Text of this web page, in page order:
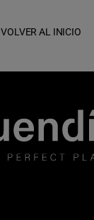
VOLVER AL INICIO